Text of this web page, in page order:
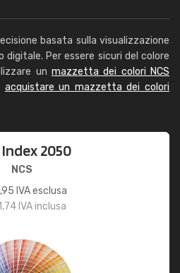
basata sulla visualizzazione
digitale. Per essere sicuri del colore
un mazzetta dei colori NCS
acquistare un mazzetta dei colori
Index 2050
NCS
IVA esclusa
IVA inclusa